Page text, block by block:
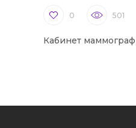
0 501
Кабинет